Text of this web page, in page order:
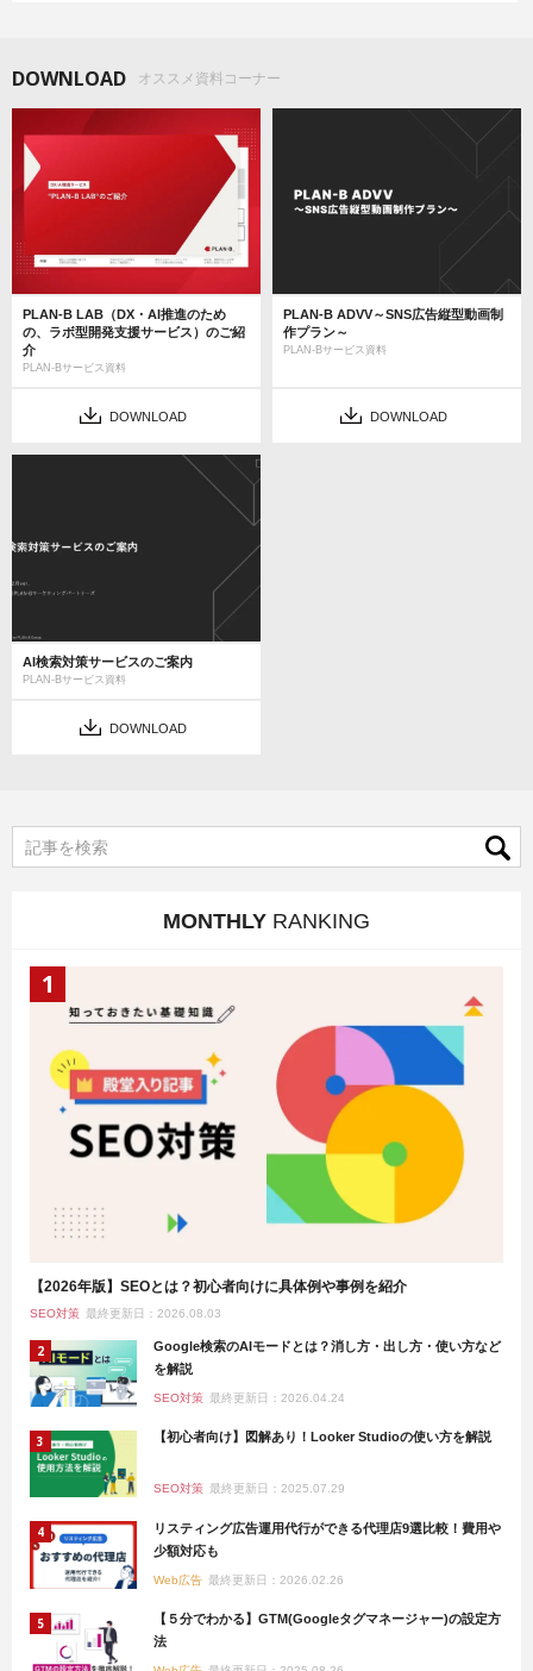
DOWNLOAD オススメ資料コーナー
PLAN-B LAB（DX・AI推進のため
の、ラボ型開発支援サービス）のご紹
介
PLAN-Bサービス資料
DOWNLOAD
PLAN-B ADVV～SNS広告縦型動画制
作プラン～
PLAN-Bサービス資料
DOWNLOAD
AI検索対策サービスのご案内
PLAN-Bサービス資料
DOWNLOAD
MONTHLY RANKING
【2026年版】SEOとは？初心者向けに具体例や事例を紹介
SEO対策 最終更新日：2026.08.03
Google検索のAIモードとは？消し方・出し方・使い方など
を解説
SEO対策 最終更新日：2026.04.24
【初心者向け】図解あり！Looker Studioの使い方を解説
SEO対策 最終更新日：2025.07.29
リスティング広告運用代行ができる代理店9選比較！費用や
少額対応も
Web広告 最終更新日：2026.02.26
【５分でわかる】GTM(Googleタグマネージャー)の設定方
法